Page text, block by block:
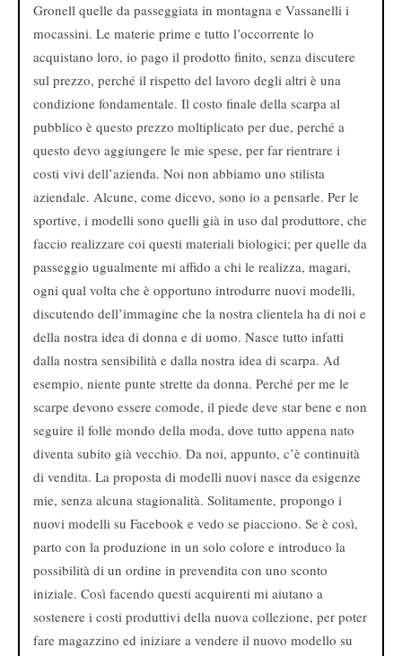
Gronell quelle da passeggiata in montagna e Vassanelli i
mocassini. Le materie prime e tutto l’occorrente lo
acquistano loro, io pago il prodotto finito, senza discutere
sul prezzo, perché il rispetto del lavoro degli altri è una
condizione fondamentale. Il costo finale della scarpa al
pubblico è questo prezzo moltiplicato per due, perché a
questo devo aggiungere le mie spese, per far rientrare i
costi vivi dell’azienda. Noi non abbiamo uno stilista
aziendale. Alcune, come dicevo, sono io a pensarle. Per le
sportive, i modelli sono quelli già in uso dal produttore, che
faccio realizzare coi questi materiali biologici; per quelle da
passeggio ugualmente mi affido a chi le realizza, magari,
ogni qual volta che è opportuno introdurre nuovi modelli,
discutendo dell’immagine che la nostra clientela ha di noi e
della nostra idea di donna e di uomo. Nasce tutto infatti
dalla nostra sensibilità e dalla nostra idea di scarpa. Ad
esempio, niente punte strette da donna. Perché per me le
scarpe devono essere comode, il piede deve star bene e non
seguire il folle mondo della moda, dove tutto appena nato
diventa subito già vecchio. Da noi, appunto, c’è continuità
di vendita. La proposta di modelli nuovi nasce da esigenze
mie, senza alcuna stagionalità. Solitamente, propongo i
nuovi modelli su Facebook e vedo se piacciono. Se è così,
parto con la produzione in un solo colore e introduco la
possibilità di un ordine in prevendita con uno sconto
iniziale. Così facendo questi acquirenti mi aiutano a
sostenere i costi produttivi della nuova collezione, per poter
fare magazzino ed iniziare a vendere il nuovo modello su